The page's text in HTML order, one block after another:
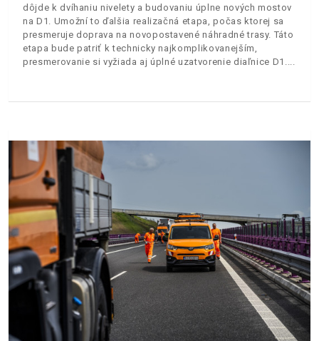
dôjde k dvíhaniu nivelety a budovaniu úplne nových mostov
na D1. Umožní to ďalšia realizačná etapa, počas ktorej sa
presmeruje doprava na novopostavené náhradné trasy. Táto
etapa bude patriť k technicky najkomplikovanejším,
presmerovanie si vyžiada aj úplné uzatvorenie diaľnice D1.